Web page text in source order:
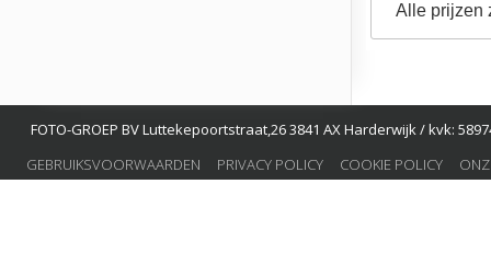
Alle prijzen
FOTO-GROEP BV Luttekepoortstraat,26 3841 AX Harderwijk / kvk:
GEBRUIKSVOORWAARDEN
PRIVACY POLICY COOKIE POLICY